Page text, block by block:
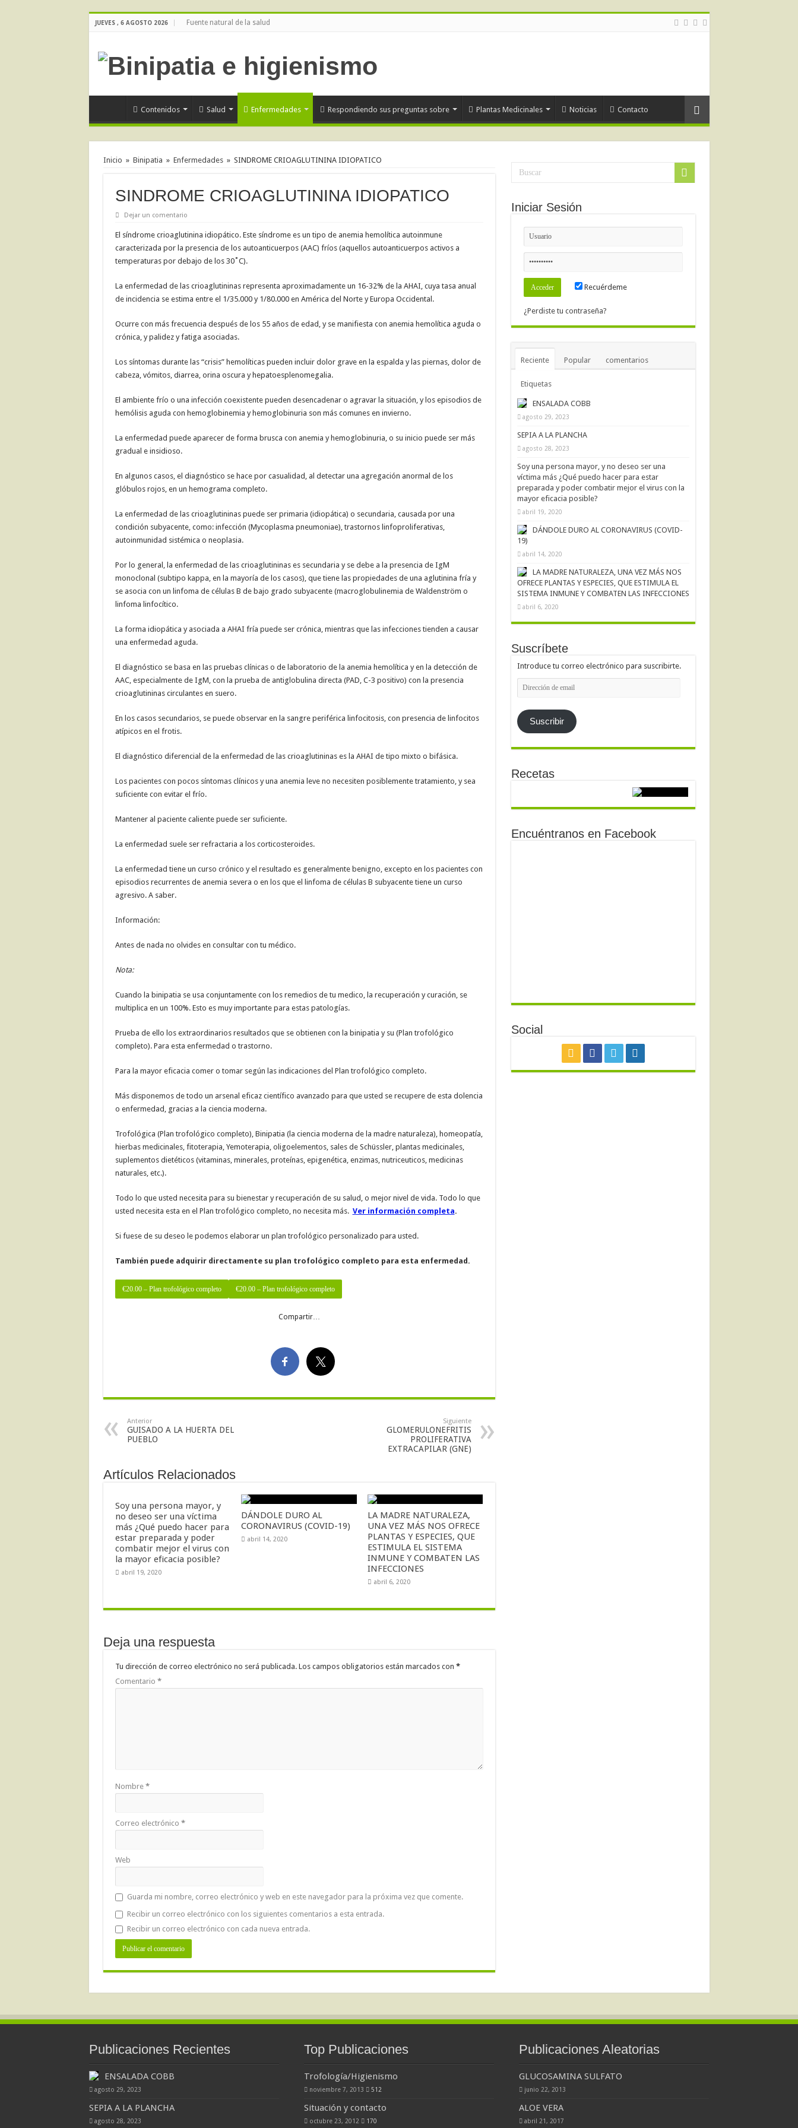
JUEVES , 6 AGOSTO 2026 Fuente natural de la salud
Contenidos Salud Enfermedades Respondiendo sus preguntas sobre Plantas Medicinales Noticias Contacto
Inicio » Binipatia » Enfermedades » SINDROME CRIOAGLUTININA IDIOPATICO
SINDROME CRIOAGLUTININA IDIOPATICO
Dejar un comentario
El síndrome crioaglutinina idiopático. Este síndrome es un tipo de anemia hemolítica autoinmune
caracterizada por la presencia de los autoanticuerpos (AAC) fríos (aquellos autoanticuerpos activos a
temperaturas por debajo de los 30˚C).
La enfermedad de las crioaglutininas representa aproximadamente un 16-32% de la AHAI, cuya tasa anual
de incidencia se estima entre el 1/35.000 y 1/80.000 en América del Norte y Europa Occidental.
Ocurre con más frecuencia después de los 55 años de edad, y se manifiesta con anemia hemolítica aguda o
crónica, y palidez y fatiga asociadas.
Los síntomas durante las “crisis” hemolíticas pueden incluir dolor grave en la espalda y las piernas, dolor de
cabeza, vómitos, diarrea, orina oscura y hepatoesplenomegalia.
El ambiente frío o una infección coexistente pueden desencadenar o agravar la situación, y los episodios de
hemólisis aguda con hemoglobinemia y hemoglobinuria son más comunes en invierno.
La enfermedad puede aparecer de forma brusca con anemia y hemoglobinuria, o su inicio puede ser más
gradual e insidioso.
En algunos casos, el diagnóstico se hace por casualidad, al detectar una agregación anormal de los
glóbulos rojos, en un hemograma completo.
La enfermedad de las crioaglutininas puede ser primaria (idiopática) o secundaria, causada por una
condición subyacente, como: infección (Mycoplasma pneumoniae), trastornos linfoproliferativas,
autoinmunidad sistémica o neoplasia.
Por lo general, la enfermedad de las crioaglutininas es secundaria y se debe a la presencia de IgM
monoclonal (subtipo kappa, en la mayoría de los casos), que tiene las propiedades de una aglutinina fría y
se asocia con un linfoma de células B de bajo grado subyacente (macroglobulinemia de Waldenström o
linfoma linfocítico.
La forma idiopática y asociada a AHAI fría puede ser crónica, mientras que las infecciones tienden a causar
una enfermedad aguda.
El diagnóstico se basa en las pruebas clínicas o de laboratorio de la anemia hemolítica y en la detección de
AAC, especialmente de IgM, con la prueba de antiglobulina directa (PAD, C-3 positivo) con la presencia
crioaglutininas circulantes en suero.
En los casos secundarios, se puede observar en la sangre periférica linfocitosis, con presencia de linfocitos
atípicos en el frotis.
El diagnóstico diferencial de la enfermedad de las crioaglutininas es la AHAI de tipo mixto o bifásica.
Los pacientes con pocos síntomas clínicos y una anemia leve no necesiten posiblemente tratamiento, y sea
suficiente con evitar el frío.
Mantener al paciente caliente puede ser suficiente.
La enfermedad suele ser refractaria a los corticosteroides.
La enfermedad tiene un curso crónico y el resultado es generalmente benigno, excepto en los pacientes con
episodios recurrentes de anemia severa o en los que el linfoma de células B subyacente tiene un curso
agresivo. A saber.
Información:
Antes de nada no olvides en consultar con tu médico.
Nota:
Cuando la binipatia se usa conjuntamente con los remedios de tu medico, la recuperación y curación, se
multiplica en un 100%. Esto es muy importante para estas patologías.
Prueba de ello los extraordinarios resultados que se obtienen con la binipatia y su (Plan trofológico
completo). Para esta enfermedad o trastorno.
Para la mayor eficacia comer o tomar según las indicaciones del Plan trofológico completo.
Más disponemos de todo un arsenal eficaz científico avanzado para que usted se recupere de esta dolencia
o enfermedad, gracias a la ciencia moderna.
Trofológica (Plan trofológico completo), Binipatia (la ciencia moderna de la madre naturaleza), homeopatía,
hierbas medicinales, fitoterapia, Yemoterapia, oligoelementos, sales de Schüssler, plantas medicinales,
suplementos dietéticos (vitaminas, minerales, proteínas, epigenética, enzimas, nutriceuticos, medicinas
naturales, etc.).
Todo lo que usted necesita para su bienestar y recuperación de su salud, o mejor nivel de vida. Todo lo que
usted necesita esta en el Plan trofológico completo, no necesita más. Ver información completa.
Si fuese de su deseo le podemos elaborar un plan trofológico personalizado para usted.
También puede adquirir directamente su plan trofológico completo para esta enfermedad.
€20.00 – Plan trofológico completo
Compartir…
Anterior
GUISADO A LA HUERTA DEL
PUEBLO
Siguiente
GLOMERULONEFRITIS
PROLIFERATIVA
EXTRACAPILAR (GNE)
Artículos Relacionados
Soy una persona mayor, y
no deseo ser una víctima
más ¿Qué puedo hacer para
estar preparada y poder
combatir mejor el virus con
la mayor eficacia posible?
abril 19, 2020
DÁNDOLE DURO AL
CORONAVIRUS (COVID-19)
abril 14, 2020
LA MADRE NATURALEZA,
UNA VEZ MÁS NOS OFRECE
PLANTAS Y ESPECIES, QUE
ESTIMULA EL SISTEMA
INMUNE Y COMBATEN LAS
INFECCIONES
abril 6, 2020
Deja una respuesta
Tu dirección de correo electrónico no será publicada. Los campos obligatorios están marcados con *
Comentario *
Nombre *
Correo electrónico *
Web
Guarda mi nombre, correo electrónico y web en este navegador para la próxima vez que comente.
Recibir un correo electrónico con los siguientes comentarios a esta entrada.
Recibir un correo electrónico con cada nueva entrada.
Iniciar Sesión
Recuérdeme
¿Perdiste tu contraseña?
Reciente Popular comentarios
Etiquetas
ENSALADA COBB
agosto 29, 2023
SEPIA A LA PLANCHA
agosto 28, 2023
Soy una persona mayor, y no deseo ser una
víctima más ¿Qué puedo hacer para estar
preparada y poder combatir mejor el virus con la
mayor eficacia posible?
abril 19, 2020
DÁNDOLE DURO AL CORONAVIRUS (COVID-
19)
abril 14, 2020
LA MADRE NATURALEZA, UNA VEZ MÁS NOS
OFRECE PLANTAS Y ESPECIES, QUE ESTIMULA EL
SISTEMA INMUNE Y COMBATEN LAS INFECCIONES
abril 6, 2020
Suscríbete
Introduce tu correo electrónico para suscribirte.
Dirección
de
Suscribir
Recetas
Encuéntranos en Facebook
Social
Publicaciones Recientes
ENSALADA COBB
agosto 29, 2023
SEPIA A LA PLANCHA
agosto 28, 2023
Top Publicaciones
Trofología/Higienismo
noviembre 7, 2013 512
Situación y contacto
octubre 23, 2012 170
Publicaciones Aleatorias
GLUCOSAMINA SULFATO
junio 22, 2013
ALOE VERA
abril 21, 2017